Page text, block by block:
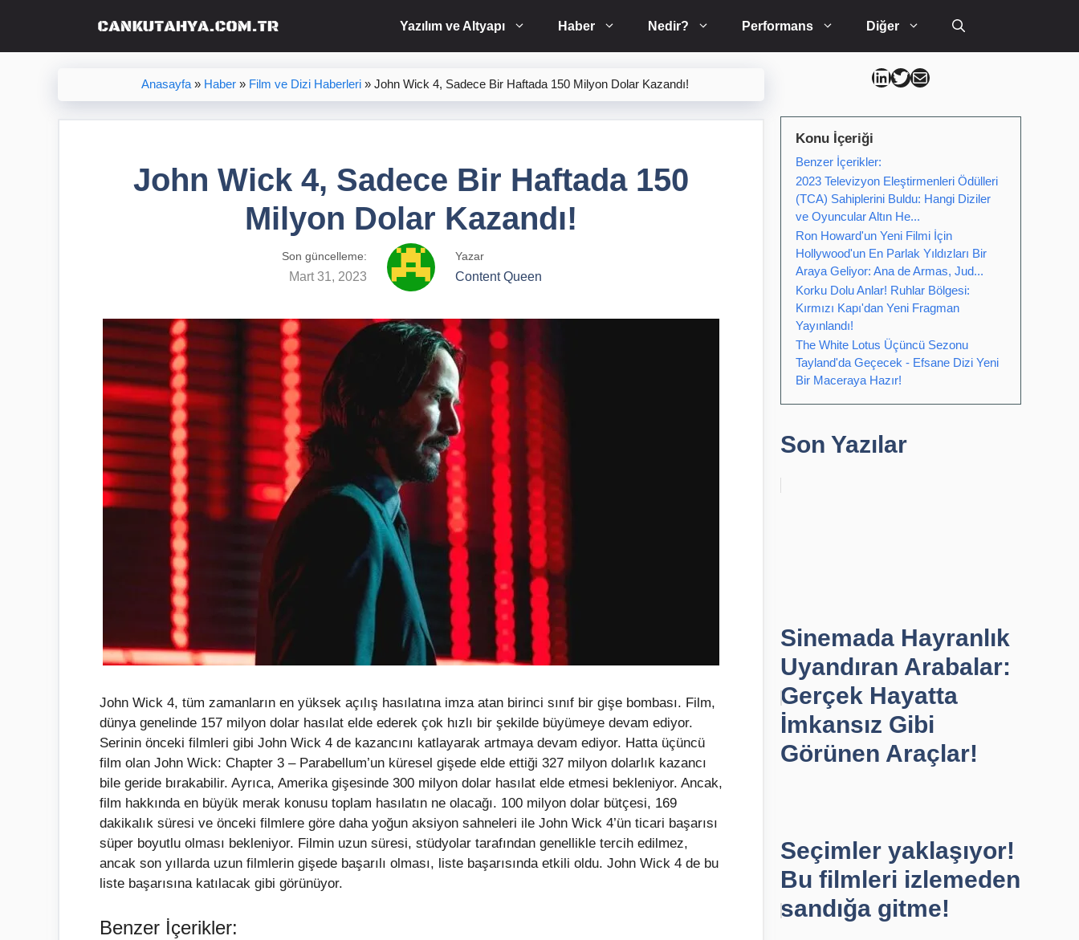
Yazılım ve Altyapı Haber Nedir? Performans Diğer
Anasayfa » Haber » Film ve Dizi Haberleri » John Wick 4, Sadece Bir Haftada 150 Milyon Dolar Kazandı!
John Wick 4, Sadece Bir Haftada 150
Milyon Dolar Kazandı!
Son güncelleme:
Mart 31, 2023
Yazar
Content Queen
John Wick 4, tüm zamanların en yüksek açılış hasılatına imza atan birinci sınıf bir gişe bombası. Film,
dünya genelinde 157 milyon dolar hasılat elde ederek çok hızlı bir şekilde büyümeye devam ediyor.
Serinin önceki filmleri gibi John Wick 4 de kazancını katlayarak artmaya devam ediyor. Hatta üçüncü
film olan John Wick: Chapter 3 – Parabellum’un küresel gişede elde ettiği 327 milyon dolarlık kazancı
bile geride bırakabilir. Ayrıca, Amerika gişesinde 300 milyon dolar hasılat elde etmesi bekleniyor. Ancak,
film hakkında en büyük merak konusu toplam hasılatın ne olacağı. 100 milyon dolar bütçesi, 169
dakikalık süresi ve önceki filmlere göre daha yoğun aksiyon sahneleri ile John Wick 4’ün ticari başarısı
süper boyutlu olması bekleniyor. Filmin uzun süresi, stüdyolar tarafından genellikle tercih edilmez,
ancak son yıllarda uzun filmlerin gişede başarılı olması, liste başarısında etkili oldu. John Wick 4 de bu
liste başarısına katılacak gibi görünüyor.
Benzer İçerikler:
Can Kütahya Linkedin
Can Kütahya Twitter
Can Kütahya Mail
Konu İçeriği
Benzer İçerikler:
2023 Televizyon Eleştirmenleri Ödülleri
(TCA) Sahiplerini Buldu: Hangi Diziler
ve Oyuncular Altın He...
Ron Howard'un Yeni Filmi İçin
Hollywood'un En Parlak Yıldızları Bir
Araya Geliyor: Ana de Armas, Jud...
Korku Dolu Anlar! Ruhlar Bölgesi:
Kırmızı Kapı'dan Yeni Fragman
Yayınlandı!
The White Lotus Üçüncü Sezonu
Tayland'da Geçecek - Efsane Dizi Yeni
Bir Maceraya Hazır!
Son Yazılar
Sinemada Hayranlık
Uyandıran Arabalar:
Gerçek Hayatta
İmkansız Gibi
Görünen Araçlar!
Seçimler yaklaşıyor!
Bu filmleri izlemeden
sandığa gitme!